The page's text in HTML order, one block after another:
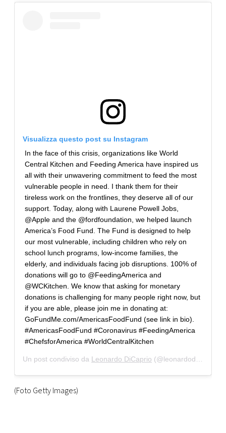
Visualizza questo post su Instagram
In the face of this crisis, organizations like World
Central Kitchen and Feeding America have inspired us
all with their unwavering commitment to feed the most
vulnerable people in need. I thank them for their
tireless work on the frontlines, they deserve all of our
support. Today, along with Laurene Powell Jobs,
@Apple and the @fordfoundation, we helped launch
America’s Food Fund. The Fund is designed to help
our most vulnerable, including children who rely on
school lunch programs, low-income families, the
elderly, and individuals facing job disruptions. 100% of
donations will go to @FeedingAmerica and
@WCKitchen. We know that asking for monetary
donations is challenging for many people right now, but
if you are able, please join me in donating at:
GoFundMe.com/AmericasFoodFund (see link in bio).
#AmericasFoodFund #Coronavirus #FeedingAmerica
#ChefsforAmerica #WorldCentralKitchen
Un post condiviso da Leonardo DiCaprio (@leonardodicaprio) in data:
(Foto Getty Images)